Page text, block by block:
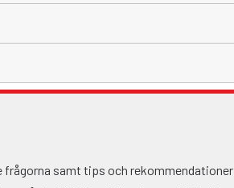
frågorna samt tips och rekommendationer